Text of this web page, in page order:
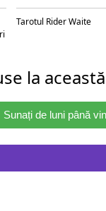
Tarotul Rider Waite
la
Sunați de luni până